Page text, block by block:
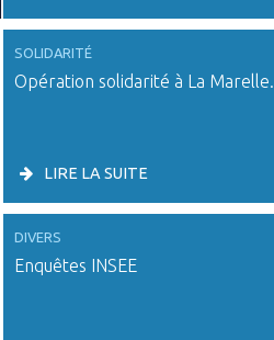
SOLIDARITÉ
Opération solidarité à La Marelle.
LIRE LA SUITE
DIVERS
Enquêtes INSEE